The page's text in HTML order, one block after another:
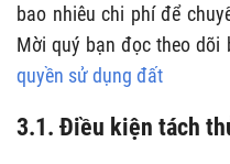
bao nhiêu chi phí để
Mời quý bạn đọc theo dõi
quyền sử dụng đất
3.1. Điều kiện tách